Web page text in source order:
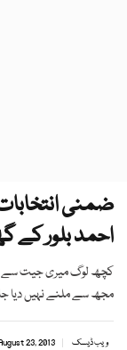
ضمنی
احمد بلور کے
کچھ لوگ میری جیت سے
مجھ سے ملنے نہیں دیا
ویب ڈیسک 23, 2013